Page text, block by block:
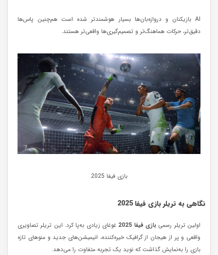
AI بازیکنان و دروازه‌بان‌ها بسیار هوشمندتر شده است هم‌چنین پاس‌ها
دقیق‌تر، حرکات هماهنگ‌تر و تصمیم‌گیری‌ها واقعی‌تر هستند.
بازی فیفا 2025
نگاهی به تریلر بازی فیفا 2025
اولین تریلر رسمی بازی فیفا 2025
غوغای زیادی به‌پا کرد. این تریلر تصاویری
واقعی و پر از هیجان از گرافیک خیره‌کننده، انیمیشن‌های جدید و منوهای تازه
بازی را به‌نمایش گذاشت که نوید یک تجربه متفاوت را می‌دهد.